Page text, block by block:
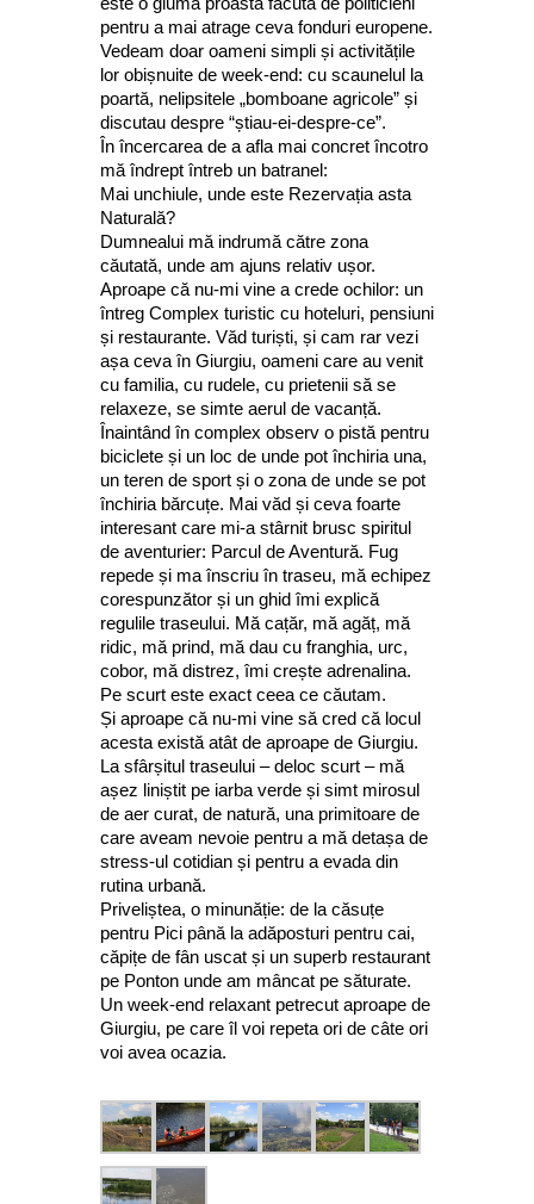
pentru a mai atrage ceva fonduri europene.
Vedeam doar oameni simpli și activitățile
lor obișnuite de week-end: cu scaunelul la
poartă, nelipsitele „bomboane agricole” și
discutau despre “știau-ei-despre-ce”.
În încercarea de a afla mai concret încotro
mă îndrept întreb un batranel:
Mai unchiule, unde este Rezervația asta
Naturală?
Dumnealui mă indrumă către zona
căutată, unde am ajuns relativ ușor.
Aproape că nu-mi vine a crede ochilor: un
întreg Complex turistic cu hoteluri, pensiuni
și restaurante. Văd turiști, și cam rar vezi
așa ceva în Giurgiu, oameni care au venit
cu familia, cu rudele, cu prietenii să se
relaxeze, se simte aerul de vacanță.
Înaintând în complex observ o pistă pentru
biciclete și un loc de unde pot închiria una,
un teren de sport și o zona de unde se pot
închiria bărcuțe. Mai văd și ceva foarte
interesant care mi-a stârnit brusc spiritul
de aventurier: Parcul de Aventură. Fug
repede și ma înscriu în traseu, mă echipez
corespunzător și un ghid îmi explică
regulile traseului. Mă cațăr, mă agăț, mă
ridic, mă prind, mă dau cu franghia, urc,
cobor, mă distrez, îmi crește adrenalina.
Pe scurt este exact ceea ce căutam.
Și aproape că nu-mi vine să cred că locul
acesta există atât de aproape de Giurgiu.
La sfârșitul traseului – deloc scurt – mă
așez liniștit pe iarba verde și simt mirosul
de aer curat, de natură, una primitoare de
care aveam nevoie pentru a mă detașa de
stress-ul cotidian și pentru a evada din
rutina urbană.
Priveliștea, o minunăție: de la căsuțe
pentru Pici până la adăposturi pentru cai,
căpițe de fân uscat și un superb restaurant
pe Ponton unde am mâncat pe săturate.
Un week-end relaxant petrecut aproape de
Giurgiu, pe care îl voi repeta ori de câte ori
voi avea ocazia.